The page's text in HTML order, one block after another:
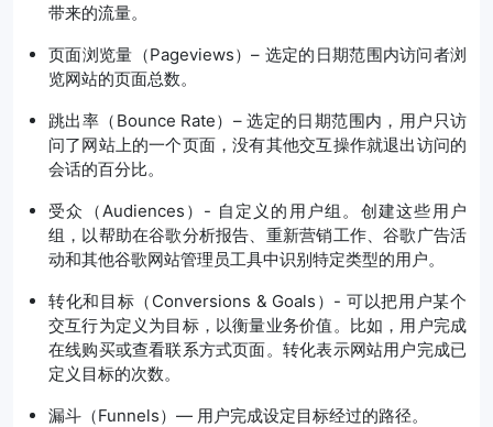
带来的流量。
页面浏览量（Pageviews）– 选定的日期范围内访问者浏
览网站的页面总数。
跳出率（Bounce Rate）– 选定的日期范围内，用户只访
问了网站上的一个页面，没有其他交互操作就退出访问的
会话的百分比。
受众（Audiences）- 自定义的用户组。创建这些用户
组，以帮助在谷歌分析报告、重新营销工作、谷歌广告活
动和其他谷歌网站管理员工具中识别特定类型的用户。
转化和目标（Conversions & Goals）- 可以把用户某个
交互行为定义为目标，以衡量业务价值。比如，用户完成
在线购买或查看联系方式页面。转化表示网站用户完成已
定义目标的次数。
漏斗（Funnels）— 用户完成设定目标经过的路径。